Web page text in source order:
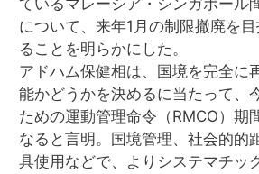
ているマレーシア・シンガポール
について、来年1月の制限撤廃を
ることを明らかにした。
アドハム保健相は、国境を完全に
能かどうかを決めるに当たって、
ための運動管理命令（RMCO）期
なると言明。国境管理、社会的的
具使用などで、よりシステマチッ